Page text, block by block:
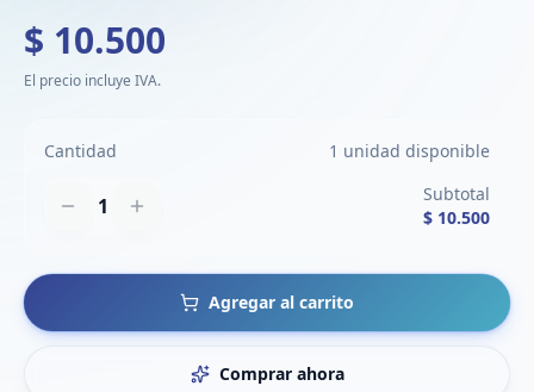
$ 10.500
El precio incluye IVA.
Cantidad 1 unidad disponible
1
Subtotal
$ 10.500
Agregar al carrito
Comprar ahora